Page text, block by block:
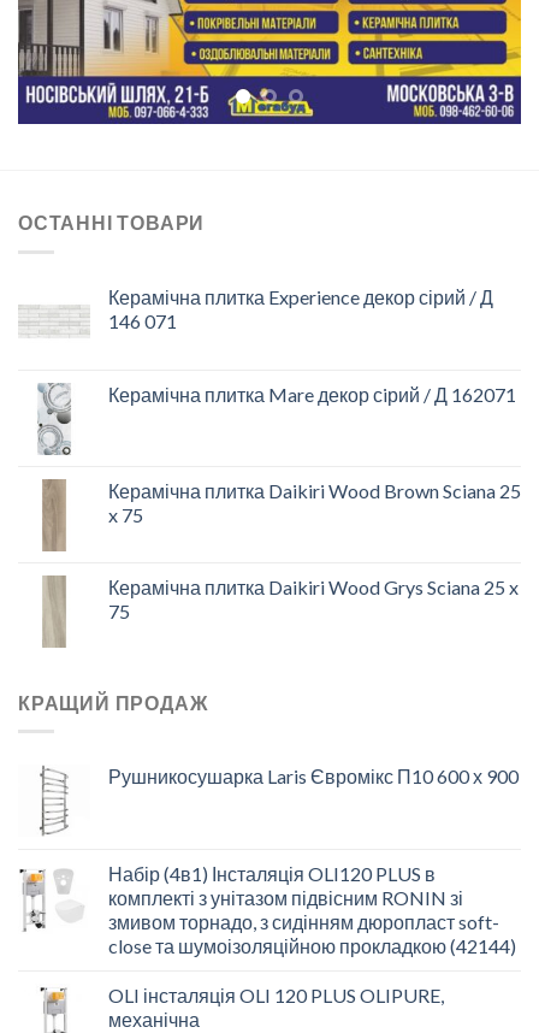
ОСТАННІ ТОВАРИ
Керамічна плитка Experience декор сірий / Д
146 071
Керамічна плитка Mare декор сiрий / Д 162071
Керамічна плитка Daikiri Wood Brown Sciana 25
x 75
Керамічна плитка Daikiri Wood Grys Sciana 25 x
75
КРАЩИЙ ПРОДАЖ
Рушникосушарка Laris Євромікс П10 600 х 900
Набір (4в1) Інсталяція OLI120 PLUS в
комплекті з унітазом підвісним RONIN зі
змивом торнадо, з сидінням дюропласт soft-
close та шумоізоляційною прокладкою (42144)
OLI інсталяція OLI 120 PLUS OLIPURE,
механічна